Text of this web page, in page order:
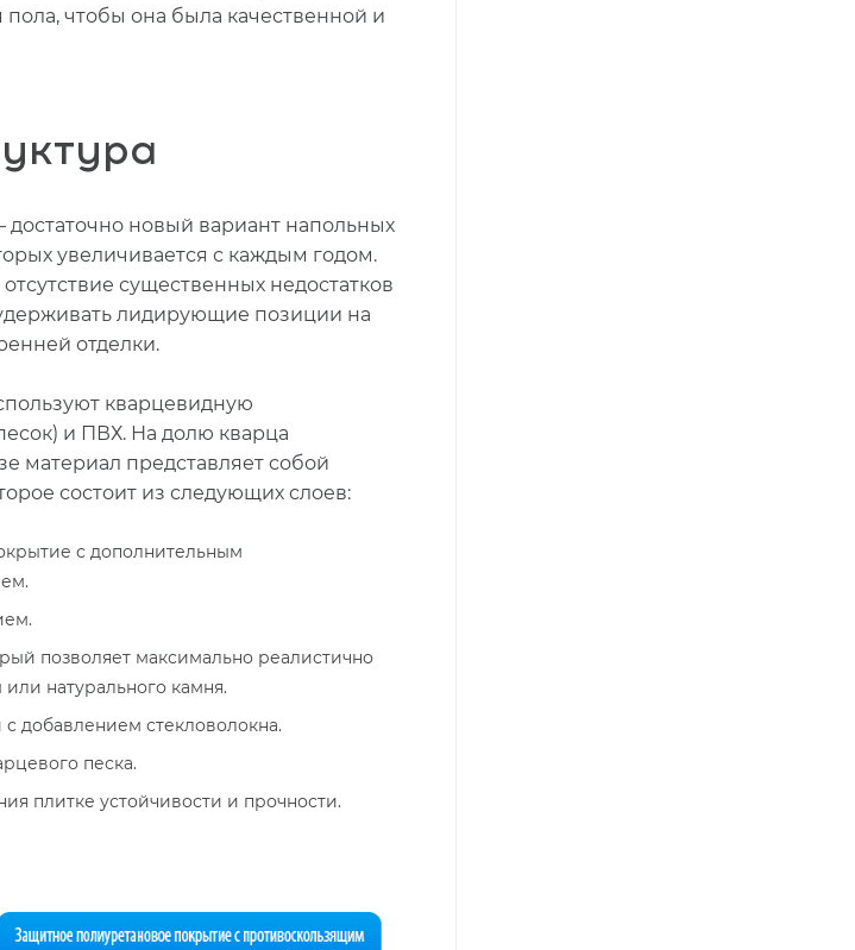
чтобы она была качественной и
новый вариант напольных
увеличивается с каждым годом.
существенных недостатков
лидирующие позиции на
отделки.
кварцевидную
и ПВХ. На долю кварца
материал представляет собой
состоит из следующих слоев:
с дополнительным
позволяет максимально реалистично
натурального камня.
добавлением стекловолокна.
песка.
плитке устойчивости и прочности.